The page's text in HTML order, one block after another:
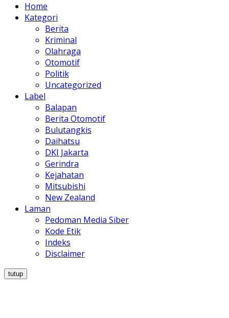
Home
Kategori
Berita
Kriminal
Olahraga
Otomotif
Politik
Uncategorized
Label
Balapan
Berita Otomotif
Bulutangkis
Daihatsu
DKI Jakarta
Gerindra
Kejahatan
Mitsubishi
New Zealand
Laman
Pedoman Media Siber
Kode Etik
Indeks
Disclaimer
tutup